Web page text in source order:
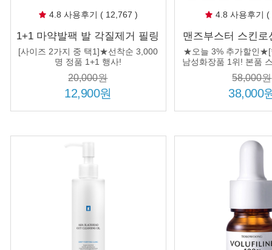
4.8 사용후기 ( 12,767 )
1+1 마약발팩 발 각질제거 필링
풋마스크 뒤꿈치 발바닥 굳은
살 갈라짐 연화제 발케어
[사이즈 2가지 중 택1]★선착순 3,000
명 정품 1+1 행사!
20,000원
12,900원
4.8 사용후기
맨즈부스터 스킨로
세트+여행용 2
★오늘 3% 추가할인★[
남성화장품 1위! 본품
품 로션 150ml+여행용
행용 로션
58,000원
38,000